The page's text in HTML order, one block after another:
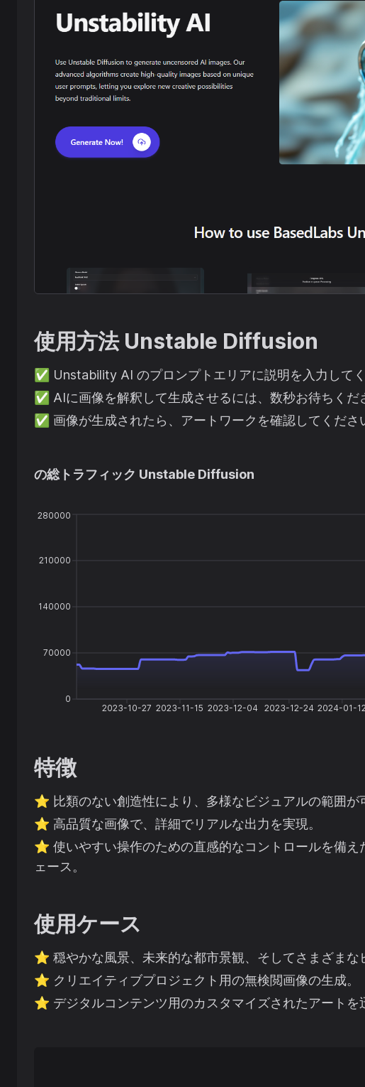
使用方法 Unstable Diffusion
✅ Unstability AI のプロンプトエリアに説明を入力してく
✅ AIに画像を解釈して生成させるには、数秒お待ちくだ
✅ 画像が生成されたら、アートワークを確認してくださ
の総トラフィック Unstable Diffusion
2023-10-27 2023-11-15 2023-12-04 2023-12-24 2024-01-12
0
70000
140000
210000
280000
特徴
⭐️ 比類のない創造性により、多様なビジュアルの範囲が
⭐️ 高品質な画像で、詳細でリアルな出力を実現。
⭐️ 使いやすい操作のための直感的なコントロールを備
ェース。
使用ケース
⭐️ 穏やかな風景、未来的な都市景観、そしてさまざまな
⭐️ クリエイティブプロジェクト用の無検閲画像の生成。
⭐️ デジタルコンテンツ用のカスタマイズされたアートを